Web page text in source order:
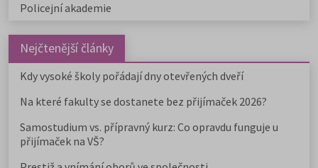
Policejní akademie
Nejčtenější články
Kdy vysoké školy pořádají dny otevřených dveří
Na které fakulty se dostanete bez přijímaček 2026?
Samostudium vs. přípravný kurz: Co opravdu funguje u
přijímaček na VŠ?